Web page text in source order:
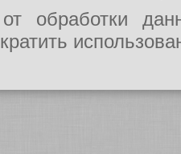
обработки